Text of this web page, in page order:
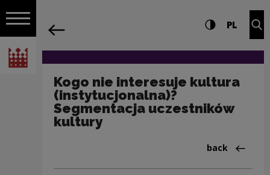
Open navigation
National Centre for Culture Poland
Navigation Settings and search
High contrast
PL
Kogo nie interesuje kultura
(instytucjonalna)?
Segmentacja uczestników
kultury
Back
back